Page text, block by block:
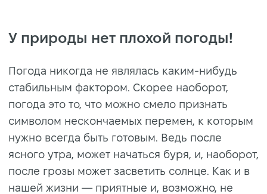
У природы нет плохой погоды!
Погода никогда не являлась каким-нибудь
стабильным фактором. Скорее наоборот,
погода это то, что можно смело признать
символом нескончаемых перемен, к которым
нужно всегда быть готовым. Ведь после
ясного утра, может начаться буря, и, наоборот,
после грозы может засветить солнце. Как и в
нашей жизни — приятные и, возможно, не